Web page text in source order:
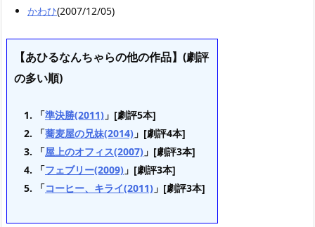
かわひ(2007/12/05)
【あひるなんちゃらの他の作品】(劇評
の多い順)
「準決勝(2011) 」[劇評5本]
「蕎麦屋の兄妹(2014) 」[劇評4本]
「屋上のオフィス(2007) 」[劇評3本]
「フェブリー(2009) 」[劇評3本]
「コーヒー、キライ(2011) 」[劇評3本]